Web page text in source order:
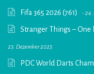
Fifa 365 2026 (761) 24.
Stranger Things – One
23. Dezember 2025
PDC World Darts